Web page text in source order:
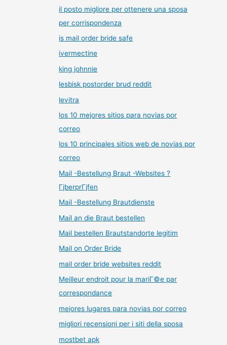
il posto migliore per ottenere una sposa
per corrispondenza
is mail order bride safe
ivermectine
king johnnie
lesbisk postorder brud reddit
levitra
los 10 mejores sitios para novias por
correo
los 10 principales sitios web de novias por
correo
Mail -Bestellung Braut -Websites ?
ГјberprГјfen
Mail -Bestellung Brautdienste
Mail an die Braut bestellen
Mail bestellen Brautstandorte legitim
Mail on Order Bride
mail order bride websites reddit
Meilleur endroit pour la mariГ©e par
correspondance
mejores lugares para novias por correo
migliori recensioni per i siti della sposa
mostbet apk